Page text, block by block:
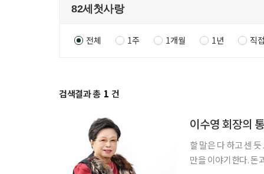
전체 1주 1개월 1년 직
검색결과 총 1 건
이수영 회장의
할 말은 다 하고 센
만을 이야기한다. 돈